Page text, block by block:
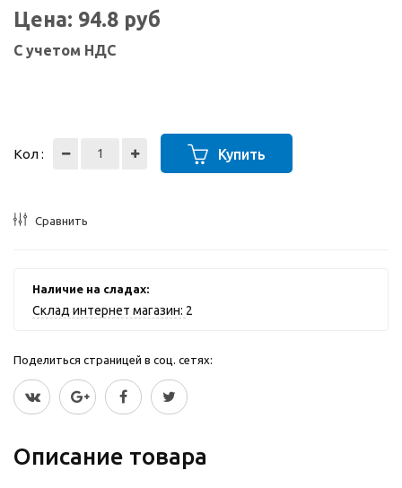
Цена: 94.8 руб
С учетом НДС
Кол : Купить
Сравнить
Наличие на сладах:
Склад интернет магазин: 2
Поделиться страницей в соц. сетях:
Описание товара